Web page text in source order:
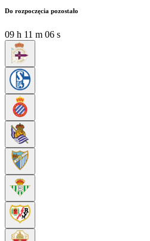
Do rozpoczęcia pozostało
09 h 11 m 04 s